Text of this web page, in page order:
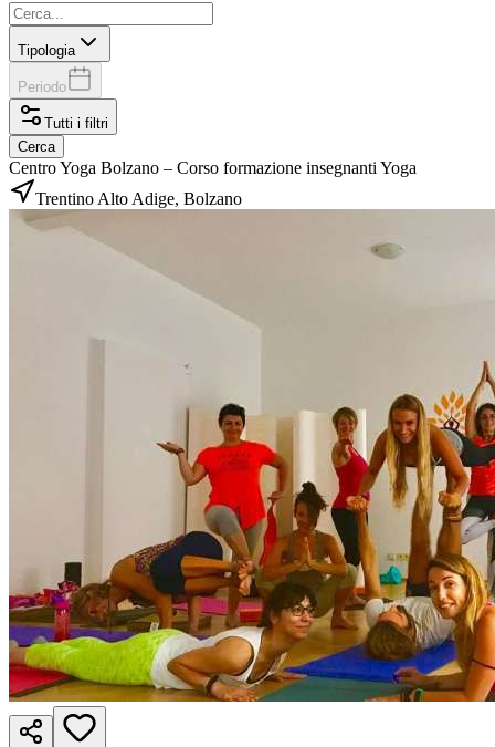
Tipologia
Periodo
Tutti i filtri
Cerca
Centro Yoga Bolzano – Corso formazione insegnanti Yoga
Trentino Alto Adige, Bolzano